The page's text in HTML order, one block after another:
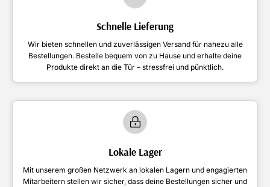
Schnelle Lieferung
Wir bieten schnellen und zuverlässigen Versand für nahezu alle
Bestellungen. Bestelle bequem von zu Hause und erhalte deine
Produkte direkt an die Tür – stressfrei und pünktlich.
Lokale Lager
Mit unserem großen Netzwerk an lokalen Lagern und engagierten
Mitarbeitern stellen wir sicher, dass deine Bestellungen sicher und